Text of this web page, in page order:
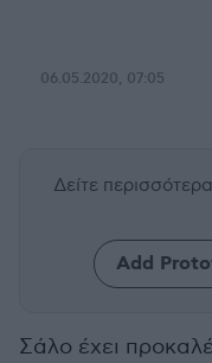
06.05.2020, 07:05
Δείτε
Add
Σάλο έχει